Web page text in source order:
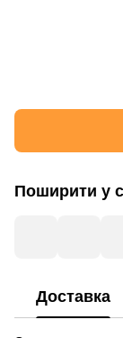
Поширити у
Доставка